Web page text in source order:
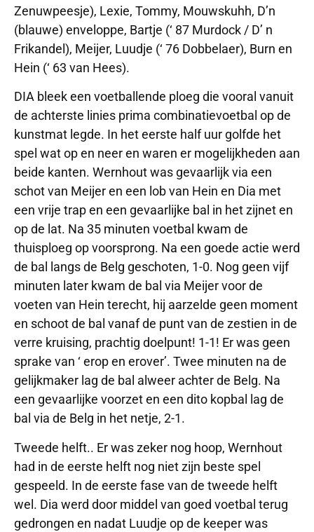
Zenuwpeesje), Lexie, Tommy, Mouwskuhh, D’n
(blauwe) enveloppe, Bartje (‘ 87 Murdock / D’ n
Frikandel), Meijer, Luudje (‘ 76 Dobbelaer), Burn en
Hein (‘ 63 van Hees).
DIA bleek een voetballende ploeg die vooral vanuit
de achterste linies prima combinatievoetbal op de
kunstmat legde. In het eerste half uur golfde het
spel wat op en neer en waren er mogelijkheden aan
beide kanten. Wernhout was gevaarlijk via een
schot van Meijer en een lob van Hein en Dia met
een vrije trap en een gevaarlijke bal in het zijnet en
op de lat. Na 35 minuten voetbal kwam de
thuisploeg op voorsprong. Na een goede actie werd
de bal langs de Belg geschoten, 1-0. Nog geen vijf
minuten later kwam de bal via Meijer voor de
voeten van Hein terecht, hij aarzelde geen moment
en schoot de bal vanaf de punt van de zestien in de
verre kruising, prachtig doelpunt! 1-1! Er was geen
sprake van ‘ erop en erover’. Twee minuten na de
gelijkmaker lag de bal alweer achter de Belg. Na
een gevaarlijke voorzet en een dito kopbal lag de
bal via de Belg in het netje, 2-1.
Tweede helft.. Er was zeker nog hoop, Wernhout
had in de eerste helft nog niet zijn beste spel
gespeeld. In de eerste fase van de tweede helft
wel. Dia werd door middel van goed voetbal terug
gedrongen en nadat Luudje op de keeper was